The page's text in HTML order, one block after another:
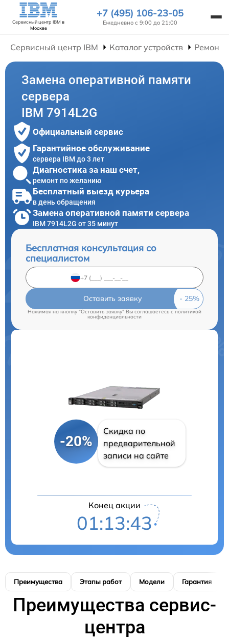
Сервисный центр IBM в
Москве
+7 (495) 106-23-05
Ежедневно с 9:00 до 21:00
Сервисный центр IBM Каталог устройств Ремонт
Замена оперативной памяти
сервера
IBM 7914L2G
Официальный сервис
Гарантийное обслуживание
сервера IBM до 3 лет
Диагностика за наш счет,
ремонт по желанию
Бесплатный выезд курьера
в день обращения
Замена оперативной памяти сервера
IBM 7914L2G от 35 минут
Бесплатная консультация со
специалистом
Оставить заявку
Нажимая на кнопку "Оставить заявку" Вы соглашаетесь c политикой
конфиденциальности
-20%
Скидка по
предварительной
записи на сайте
Конец акции
01:13:42
Преимущества Этапы работ Модели Гарантия
Преимущества сервис-
центра